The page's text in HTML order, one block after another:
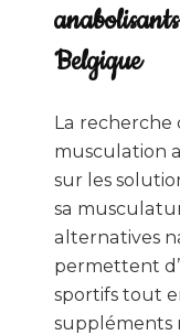
Belgique
La recherche
musculation
sur les
sa
alternatives
permettent
sportifs tout
suppléments